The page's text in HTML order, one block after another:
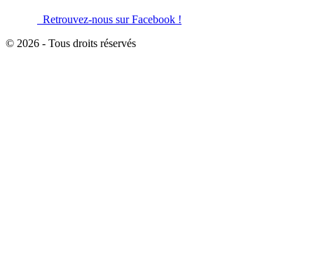
Retrouvez-nous sur Facebook !
© 2026 - Tous droits réservés